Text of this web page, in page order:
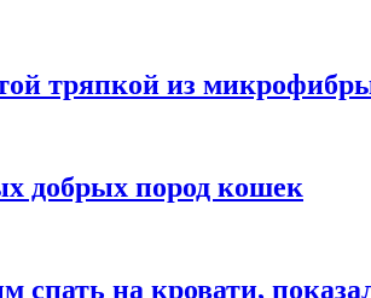
тряпкой из
добрых пород кошек
на кровати,